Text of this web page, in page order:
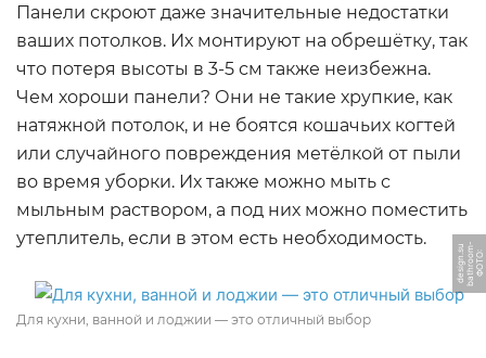
Панели скроют даже значительные недостатки
ваших потолков. Их монтируют на обрешётку, так
что потеря высоты в 3-5 см также неизбежна.
Чем хороши панели? Они не такие хрупкие, как
натяжной потолок, и не боятся кошачьих когтей
или случайного повреждения метёлкой от пыли
во время уборки. Их также можно мыть с
мыльным раствором, а под них можно поместить
утеплитель, если в этом есть необходимость.
Ф
О
Т
О:
b
a
t
h
r
o
o
m-d
e
si
g
n.
s
u
Для кухни, ванной и лоджии — это отличный выбор